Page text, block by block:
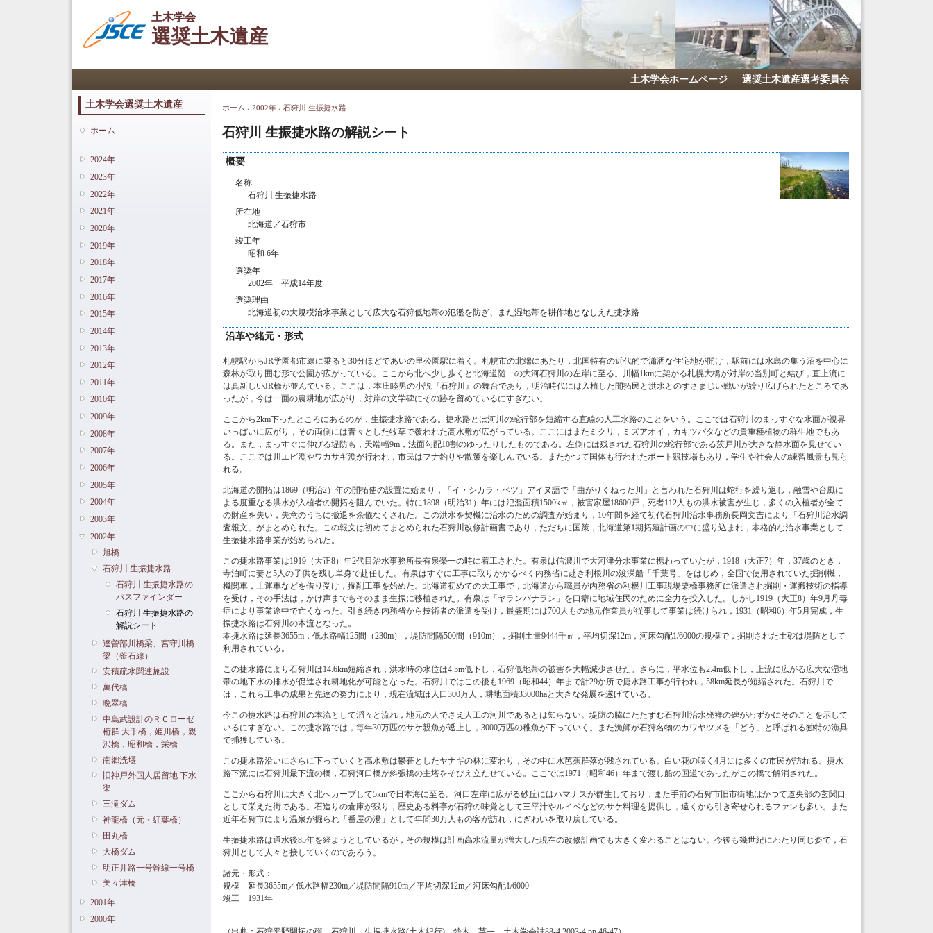
土木学会
選奨土木遺産
土木学会ホームページ 選奨土木遺産選考委員会
土木学会選奨土木遺産
ホーム
2024年
2023年
2022年
2021年
2020年
2019年
2018年
2017年
2016年
2015年
2014年
2013年
2012年
2011年
2010年
2009年
2008年
2007年
2006年
2005年
2004年
2003年
2002年
旭橋
石狩川 生振捷水路
石狩川 生振捷水路の
パスファインダー
石狩川 生振捷水路の
解説シート
達曽部川橋梁、宮守川橋
梁（釜石線）
安積疏水関連施設
萬代橋
晩翠橋
中島武設計のＲＣローゼ
桁群 大手橋，姫川橋，親
沢橋，昭和橋，栄橋
南郷洗堰
旧神戸外国人居留地 下水
渠
三滝ダム
神龍橋（元・紅葉橋）
田丸橋
大橋ダム
明正井路一号幹線一号橋
美々津橋
2001年
2000年
現在地
ホーム › 2002年 › 石狩川 生振捷水路
石狩川 生振捷水路の解説シート
概要
名称
石狩川 生振捷水路
所在地
北海道／石狩市
竣工年
昭和 6年
選奨年
2002年 平成14年度
選奨理由
北海道初の大規模治水事業として広大な石狩低地帯の氾濫を防ぎ、また湿地帯を耕作地となしえた捷水路
沿革や緒元・形式
札幌駅からJR学園都市線に乗ると30分ほどであいの里公園駅に着く。札幌市の北端にあたり，北国特有の近代的で瀟洒な住宅地が開け，駅前には水鳥の集う沼を中心に
森林が取り囲む形で公園が広がっている。ここから北へ少し歩くと北海道随一の大河石狩川の左岸に至る。川幅1kmに架かる札幌大橋が対岸の当別町と結び，直上流に
は真新しいJR橋が並んでいる。ここは，本庄睦男の小説『石狩川』の舞台であり，明治時代には入植した開拓民と洪水とのすさまじい戦いが繰り広げられたところであ
ったが，今は一面の農耕地が広がり，対岸の文学碑にその跡を留めているにすぎない。
ここから2km下ったところにあるのが，生振捷水路である。捷水路とは河川の蛇行部を短縮する直線の人工水路のことをいう。ここでは石狩川のまっすぐな水面が視界
いっぱいに広がり，その両側には青々とした牧草で覆われた高水敷が広がっている。ここにはまたミクリ，ミズアオイ，カキツバタなどの貴重種植物の群生地でもあ
る。また，まっすぐに伸びる堤防も，天端幅9m，法面勾配10割のゆったりしたものである。左側には残された石狩川の蛇行部である茨戸川が大きな静水面を見せてい
る。ここでは川エビ漁やワカサギ漁が行われ，市民はフナ釣りや散策を楽しんでいる。またかつて国体も行われたボート競技場もあり，学生や社会人の練習風景も見ら
れる。
北海道の開拓は1869（明治2）年の開拓使の設置に始まり，「イ・シカラ・ペツ」アイヌ語で「曲がりくねった川」と言われた石狩川は蛇行を繰り返し，融雪や台風に
よる度重なる洪水が入植者の開拓を阻んでいた。特に1898（明治31）年には氾濫面積1500k㎡，被害家屋18600戸，死者112人もの洪水被害が生じ，多くの入植者が全て
の財産を失い，失意のうちに撤退を余儀なくされた。この洪水を契機に治水のための調査が始まり，10年間を経て初代石狩川治水事務所長岡文吉により「石狩川治水調
査報文」がまとめられた。この報文は初めてまとめられた石狩川改修計画書であり，ただちに国策，北海道第1期拓殖計画の中に盛り込まれ，本格的な治水事業として
生振捷水路事業が始められた。
この捷水路事業は1919（大正8）年2代目治水事務所長有泉榮一の時に着工された。有泉は信濃川で大河津分水事業に携わっていたが，1918（大正7）年，37歳のとき，
寺泊町に妻と5人の子供を残し単身で赴任した。有泉はすぐに工事に取りかかるべく内務省に赴き利根川の浚渫船「千葉号」をはじめ，全国で使用されていた掘削機，
機関車，土運車などを借り受け，掘削工事を始めた。北海道初めての大工事で，北海道から職員が内務省の利根川工事現場栗橋事務所に派遣され掘削・運搬技術の指導
を受け，その手法は，かけ声までもそのまま生振に移植された。有泉は「ヤランバナラン」を口癖に地域住民のために全力を投入した。しかし1919（大正8）年9月丹毒
症により事業途中で亡くなった。引き続き内務省から技術者の派遣を受け，最盛期には700人もの地元作業員が従事して事業は続けられ，1931（昭和6）年5月完成，生
振捷水路は石狩川の本流となった。
本捷水路は延長3655m，低水路幅125間（230m），堤防間隔500間（910m），掘削土量9444千㎥，平均切深12m，河床勾配1/6000の規模で，掘削された土砂は堤防として
利用されている。
この捷水路により石狩川は14.6km短縮され，洪水時の水位は4.5m低下し，石狩低地帯の被害を大幅減少させた。さらに，平水位も2.4m低下し，上流に広がる広大な湿地
帯の地下水の排水が促進され耕地化が可能となった。石狩川ではこの後も1969（昭和44）年まで計29か所で捷水路工事が行われ，58km延長が短縮された。石狩川で
は，これら工事の成果と先達の努力により，現在流域は人口300万人，耕地面積33000haと大きな発展を遂げている。
今この捷水路は石狩川の本流として滔々と流れ，地元の人でさえ人工の河川であるとは知らない。堤防の脇にたたずむ石狩川治水発祥の碑がわずかにそのことを示して
いるにすぎない。この捷水路では，毎年30万匹のサケ親魚が遡上し，3000万匹の稚魚が下っていく。また漁師が石狩名物のカワヤツメを「どう」と呼ばれる独特の漁具
で捕獲している。
この捷水路沿いにさらに下っていくと高水敷は鬱蒼としたヤナギの林に変わり，その中に水芭蕉群落が残されている。白い花の咲く4月には多くの市民が訪れる。捷水
路下流には石狩川最下流の橋，石狩河口橋が斜張橋の主塔をそびえ立たせている。ここでは1971（昭和46）年まで渡し船の国道であったがこの橋で解消された。
ここから石狩川は大きく北へカーブして5kmで日本海に至る。河口左岸に広がる砂丘にはハマナスが群生しており，また手前の石狩市旧市街地はかつて道央部の玄関口
として栄えた街である。石造りの倉庫が残り，歴史ある料亭が石狩の味覚として三平汁やルイベなどのサケ料理を提供し，遠くから引き寄せられるファンも多い。また
近年石狩市により温泉が掘られ「番屋の湯」として年間30万人もの客が訪れ，にぎわいを取り戻している。
生振捷水路は通水後85年を経ようとしているが，その規模は計画高水流量が増大した現在の改修計画でも大きく変わることはない。今後も幾世紀にわたり同じ姿で，石
狩川として人々と接していくのであろう。
諸元・形式：
規模 延長3655m／低水路幅230m／堤防間隔910m／平均切深12m／河床勾配1/6000
竣工 1931年